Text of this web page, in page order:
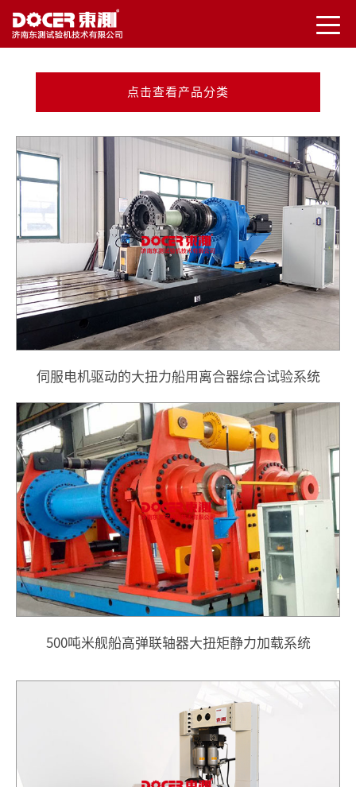
点击查看产品分类
伺服电机驱动的大扭力船用离合器综合试验系统
500吨米舰船高弹联轴器大扭矩静力加载系统